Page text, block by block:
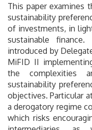
This paper examines
sustainability
of investments, in
sustainable
introduced by
MiFID II
the complexities
sustainability
objectives. Particular
a derogatory regime
which risks